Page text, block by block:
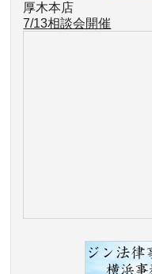
厚木本店
7/13相談会開催